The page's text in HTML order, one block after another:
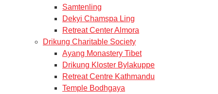
Samtenling
Dekyi Chamspa Ling
Retreat Center Almora
Drikung Charitable Society
Ayang Monastery Tibet
Drikung Kloster Bylakuppe
Retreat Centre Kathmandu
Temple Bodhgaya